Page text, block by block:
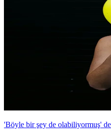
'Böyle bir şey de olabiliyormuş'